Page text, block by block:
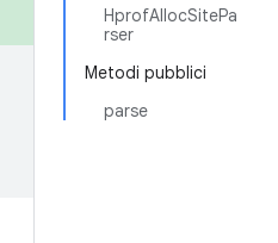
HprofAllocSitePa
rser
Metodi pubblici
parse